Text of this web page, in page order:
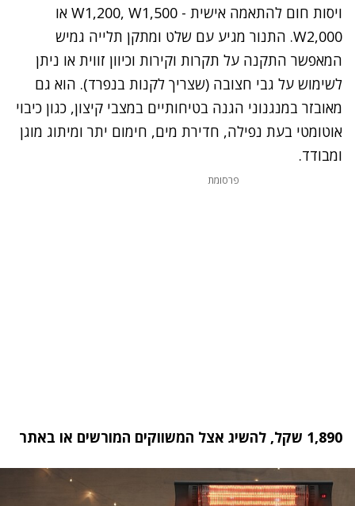
ויסות חום להתאמה אישית - W1,200, W1,500 או
W2,000. התנור מגיע עם שלט ומתקן תלייה גמיש
המאפשר התקנה על תקרות וקירות וכיוון זווית או ניתן
לשימוש על גבי חצובה (שצריך לקנות בנפרד). הוא גם
מאובזר במנגנוני הגנה בטיחותיים במצבי קיצון, כגון כיבוי
אוטומטי בעת נפילה, חדירת מים, חימום יתר ומיתוג מוגן
ומבודד.
פרסומת
1,890 שקל, להשיג אצל המשווקים המורשים או באתר